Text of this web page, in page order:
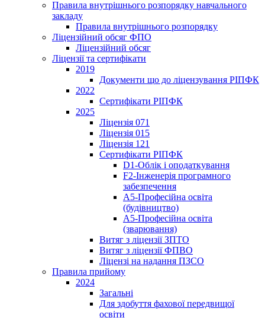
Правила внутрішнього розпорядку навчального
закладу
Правила внутрішнього розпорядку
Ліцензійний обсяг ФПО
Ліцензійний обсяг
Ліцензії та сертифікати
2019
Документи що до ліцензування РІПФК
2022
Сертифікати РІПФК
2025
Ліцензія 071
Ліцензія 015
Ліцензія 121
Сертифікати РІПФК
D1-Oблік і оподаткування
F2-Інженерія програмного
забезпечення
A5-Професійна освіта
(будівництво)
A5-Професійна освіта
(зварювання)
Витяг з ліцензії ЗПТО
Витяг з ліцензії ФПВО
Ліцензі на надання ПЗСО
Правила прийому
2024
Загальні
Для здобуття фахової передвищої
освіти